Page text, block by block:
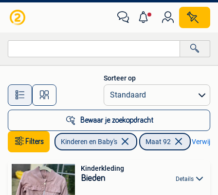
Alle afstanden…
Sorteer op
Bewaar je zoekopdracht
Filters Kinderen en Baby's Maat 92
Kinderkleding
Bieden Details